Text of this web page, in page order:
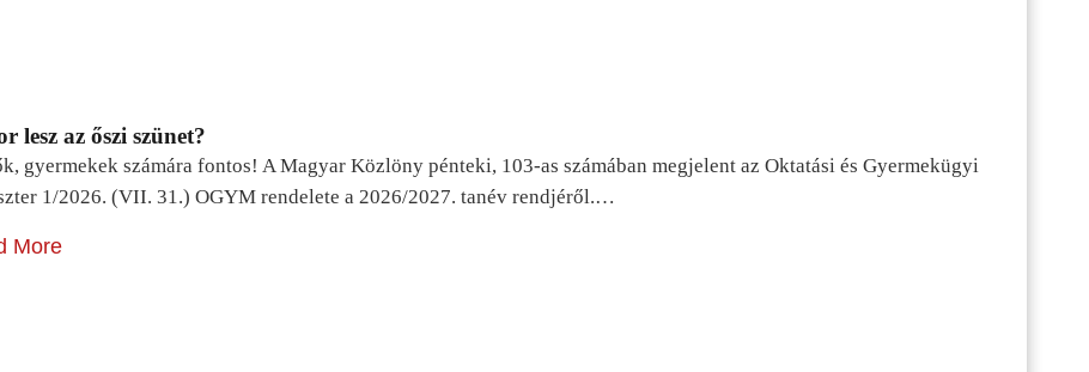
lesz az őszi szünet?
gyermekek számára fontos! A Magyar Közlöny pénteki, 103-as számában megjelent az Oktatási és Gyermekügyi
1/2026. (VII. 31.) OGYM rendelete a 2026/2027. tanév rendjéről.…
More